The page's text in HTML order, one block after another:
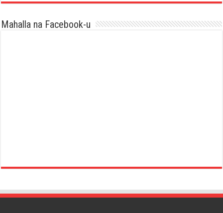
Mahalla na Facebook-u